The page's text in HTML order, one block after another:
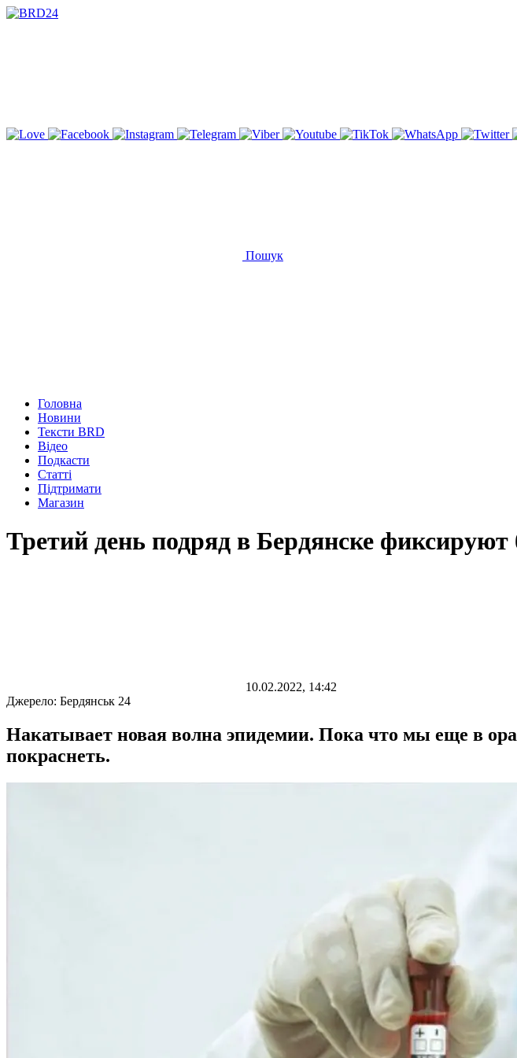
Пошук
Головна
Новини
Тексти BRD
Відео
Подкасти
Статті
Підтримати
Магазин
Третий день подряд в Бердянске
10.02.2022, 14:42
Джерело: Бердянськ 24
Накатывает новая волна эпидемии. Пока что мы еще в
покраснеть.